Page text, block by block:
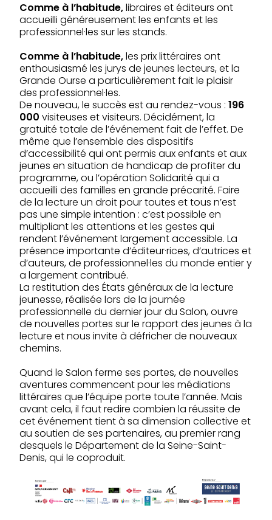
Comme à l’habitude,libraires et éditeurs ont
accueilli généreusement les enfants et les
professionnel·les sur les stands.
Comme à l’habitude,les prix littéraires ont
enthousiasmé les jurys de jeunes lecteurs, et la
Grande Ourse a particulièrement fait le plaisir
des professionnel·les.
De nouveau, le succès est au rendez-vous : 196
000 visiteuses et visiteurs. Décidément, la
gratuité totale de l’événement fait de l’effet. De
même que l’ensemble des dispositifs
d’accessibilité qui ont permis aux enfants et aux
jeunes en situation de handicap de profiter du
programme, ou l’opération Solidarité qui a
accueilli des familles en grande précarité. Faire
de la lecture un droit pour toutes et tous n’est
pas une simple intention : c’est possible en
multipliant les attentions et les gestes qui
rendent l’événement largement accessible. La
présence importante d’éditeur·rices, d’autrices et
d’auteurs, de professionnel·les du monde entier y
a largement contribué.
La restitution des États généraux de la lecture
jeunesse, réalisée lors de la journée
professionnelle du dernier jour du Salon, ouvre
de nouvelles portes sur le rapport des jeunes à la
lecture et nous invite à défricher de nouveaux
chemins.
Quand le Salon ferme ses portes, de nouvelles
aventures commencent pour les médiations
littéraires que l’équipe porte toute l’année. Mais
avant cela, il faut redire combien la réussite de
cet événement tient à sa dimension collective et
au soutien de ses partenaires, au premier rang
desquels le Département de la Seine-Saint-
Denis, qui le coproduit.